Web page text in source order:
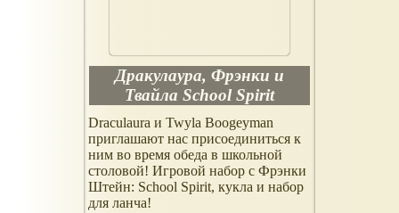
Дракулаура, Фрэнки и
Твайла School Spirit
Draculaura и Twyla Boogeyman
приглашают нас присоединиться к
ним во время обеда в школьной
столовой! Игровой набор с Фрэнки
Штейн: School Spirit, кукла и набор
для ланча!